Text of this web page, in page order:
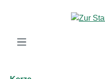
Zum Hauptinhalt springen